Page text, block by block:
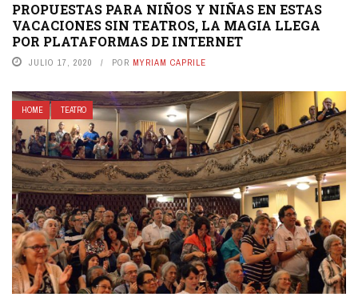
PROPUESTAS PARA NIÑOS Y NIÑAS EN ESTAS
VACACIONES SIN TEATROS, LA MAGIA LLEGA
POR PLATAFORMAS DE INTERNET
JULIO 17, 2020 POR MYRIAM CAPRILE
HOME TEATRO